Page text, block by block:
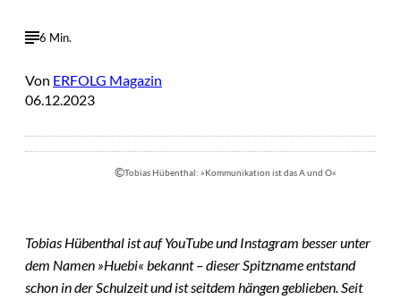
6 Min.
Von ERFOLG Magazin
06.12.2023
©Tobias Hübenthal: »Kommunikation ist das A und O«
Tobias Hübenthal ist auf YouTube und Instagram besser unter
dem Namen »Huebi« bekannt – dieser Spitzname entstand
schon in der Schulzeit und ist seitdem hängen geblieben. Seit